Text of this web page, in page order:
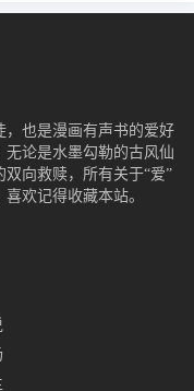
，也是漫画有声书的爱好
论是水墨勾勒的古风仙
向救赎，所有关于“爱”
欢记得收藏本站。